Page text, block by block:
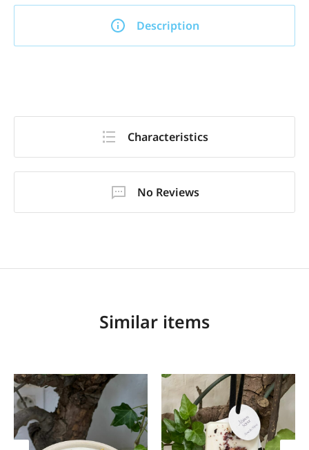
Description
Characteristics
No Reviews
Similar items